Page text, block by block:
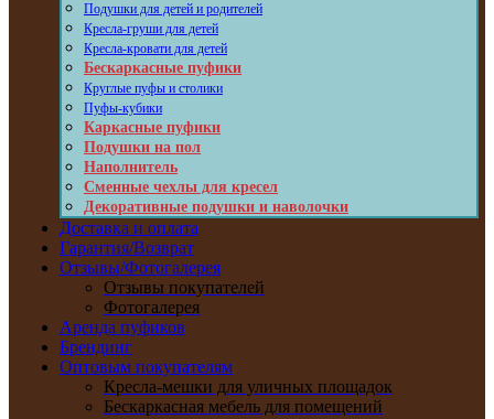
Подушки для детей и родителей
Кресла-груши для детей
Кресла-кровати для детей
Бескаркасные пуфики
Круглые пуфы и столики
Пуфы-кубики
Каркасные пуфики
Подушки на пол
Наполнитель
Сменные чехлы для кресел
Декоративные подушки и наволочки
Доставка и оплата
Гарантия/Возврат
Отзывы/Фотогалерея
Отзывы покупателей
Фотогалерея
Аренда пуфиков
Брендинг
Оптовым покупателям
Кресла-мешки для уличных площадок
Бескаркасная мебель для помещений